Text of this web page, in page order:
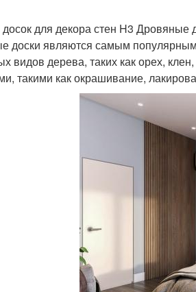
для декора стен H3 Дровяные
доски являются самым
видов дерева, таких как орех,
такими как окрашивание,